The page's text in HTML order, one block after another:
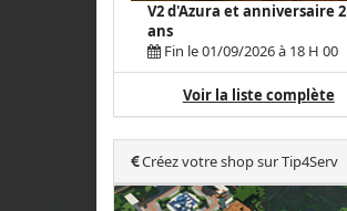
V2 d'Azura et anniversaire 2
ans
Fin le 01/09/2026 à 18 H 00
Voir la liste complète
Créez votre shop sur Tip4Serv